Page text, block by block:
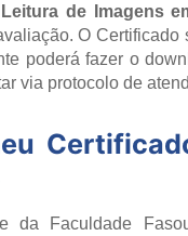
Leitura de Imagens
O
poderá fazer o
via protocolo de
da Faculdade